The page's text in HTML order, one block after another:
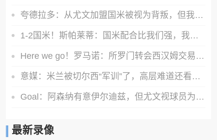
夸德拉多：从尤文加盟国米被视为背叛，但我失业必须寻找其他选择
1-2国米！斯帕莱蒂：国米配合比我们强，我们球员很棒 整体是关键
Here we go！罗马诺：所罗门转会西汉姆交易达成，总价达700万镑
意媒：米兰被切尔西“军训”了，高层难道还看不出阵容短板？
Goal：阿森纳有意伊尔迪兹，但尤文视球员为非卖品，除非天价购买
最新录像